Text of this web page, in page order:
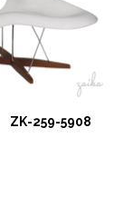
ZK-259-5908